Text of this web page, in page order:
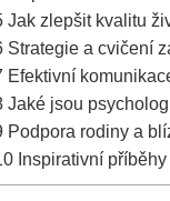
Jak zlepšit kvalitu
Strategie a cvičení
Efektivní
Jaké jsou
Podpora rodiny a
Inspirativní